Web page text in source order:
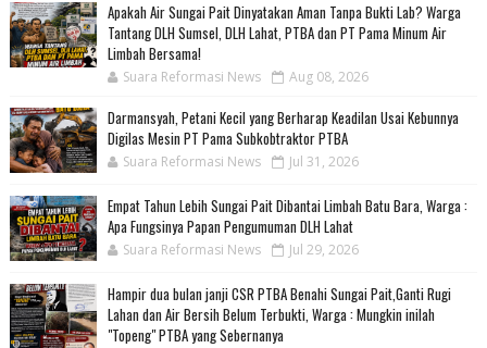
Apakah Air Sungai Pait Dinyatakan Aman Tanpa Bukti Lab? Warga
Tantang DLH Sumsel, DLH Lahat, PTBA dan PT Pama Minum Air
Limbah Bersama!
Suara Reformasi News Aug 08, 2026
Darmansyah, Petani Kecil yang Berharap Keadilan Usai Kebunnya
Digilas Mesin PT Pama Subkobtraktor PTBA
Suara Reformasi News Jul 31, 2026
Empat Tahun Lebih Sungai Pait Dibantai Limbah Batu Bara, Warga :
Apa Fungsinya Papan Pengumuman DLH Lahat
Suara Reformasi News Jul 29, 2026
Hampir dua bulan janji CSR PTBA Benahi Sungai Pait,Ganti Rugi
Lahan dan Air Bersih Belum Terbukti, Warga : Mungkin inilah
"Topeng" PTBA yang Sebernanya